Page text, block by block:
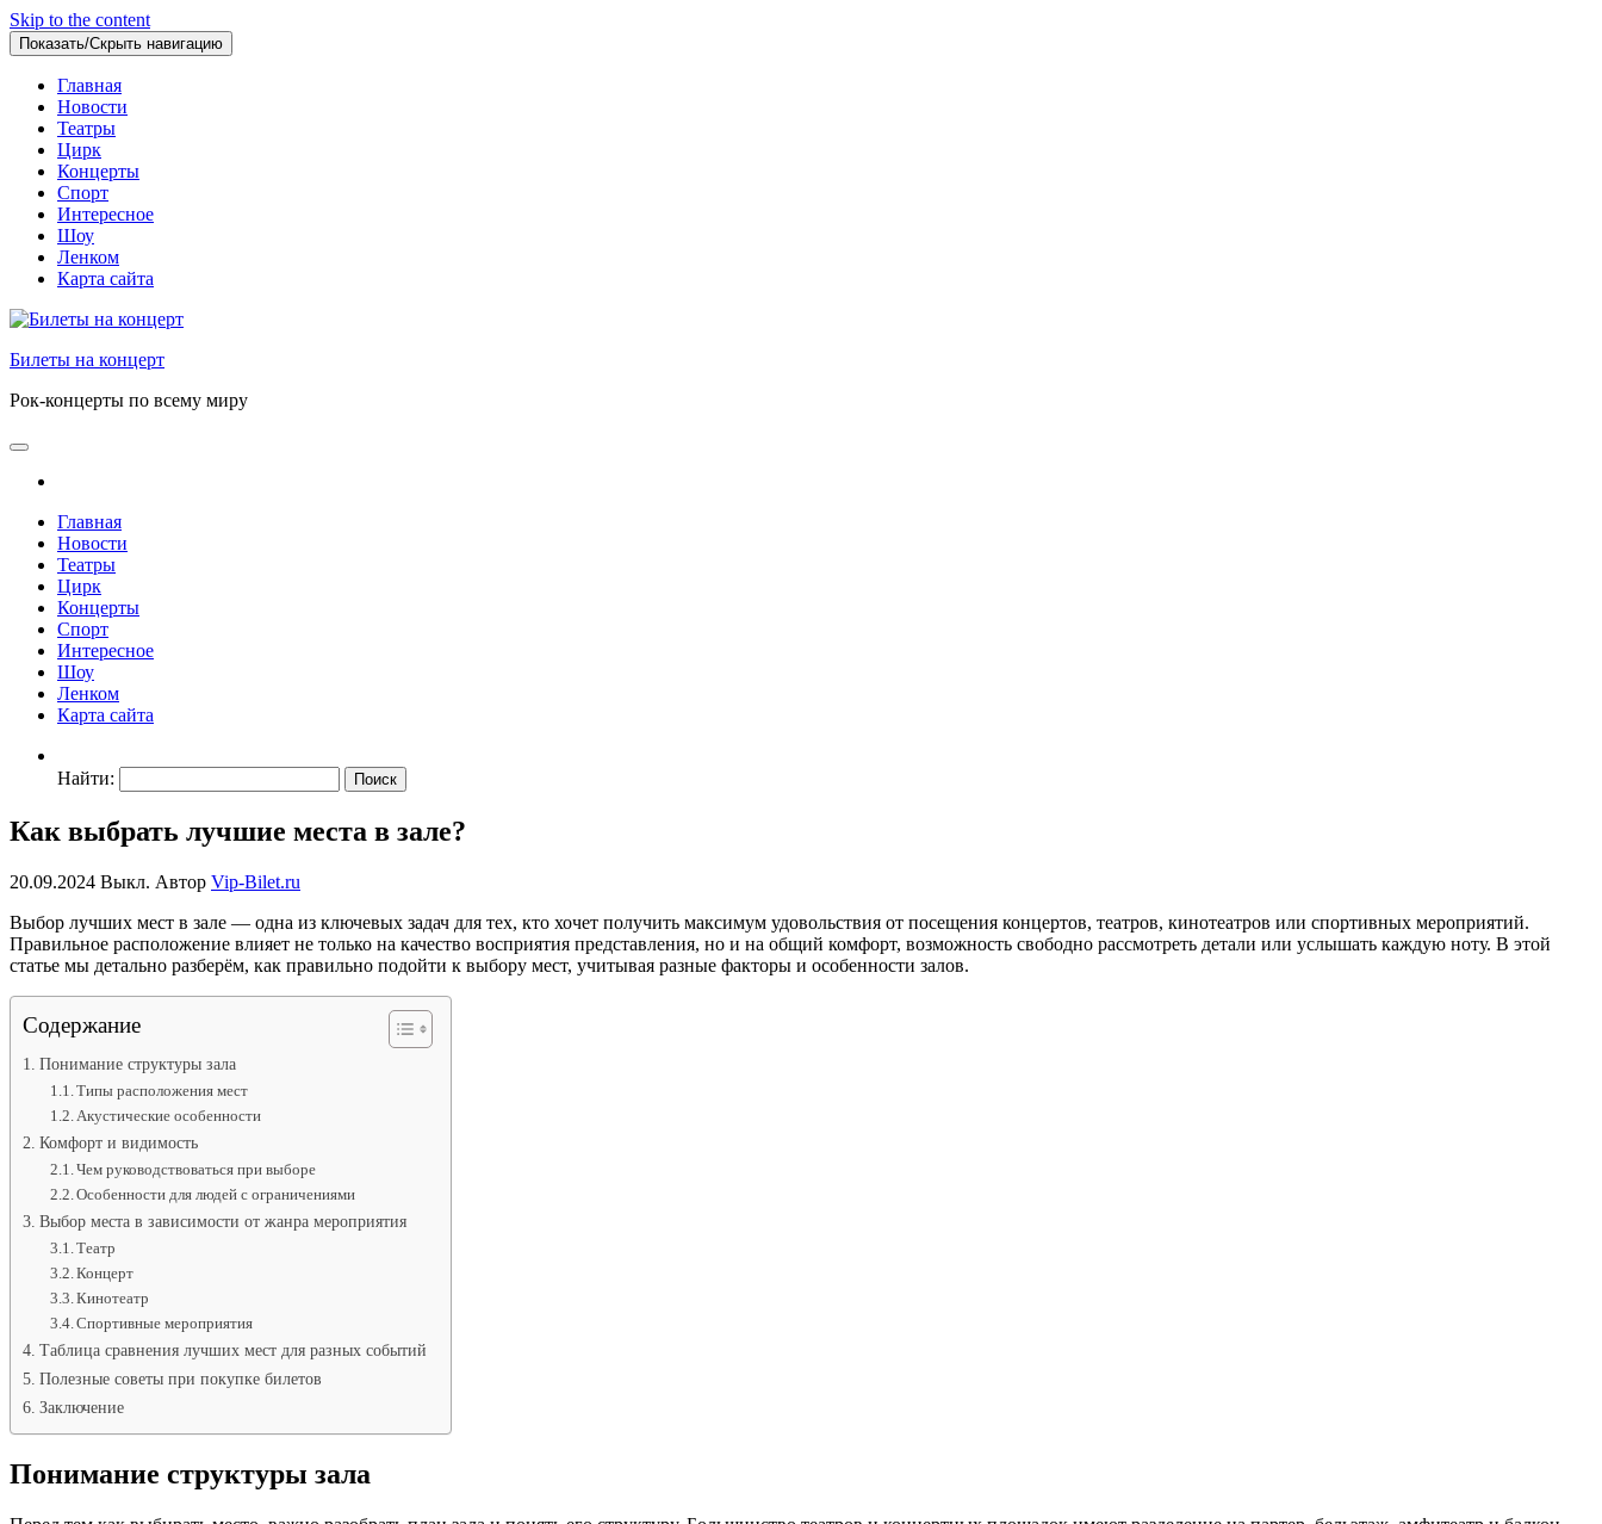
Skip to the content
Показать/Скрыть навигацию
Главная
Новости
Театры
Цирк
Концерты
Спорт
Интересное
Шоу
Ленком
Карта сайта
Билеты на концерт
Рок-концерты по всему миру
Главная
Новости
Театры
Цирк
Концерты
Спорт
Интересное
Шоу
Ленком
Карта сайта
Найти:
Как выбрать лучшие места в зале?
20.09.2024 Выкл. Автор Vip-Bilet.ru
Выбор лучших мест в зале — одна из ключевых задач для тех, кто хочет получить максимум удовольствия от посещения концертов, театров, кинотеатров или спортивных мероприятий.
Правильное расположение влияет не только на качество восприятия представления, но и на общий комфорт, возможность свободно рассмотреть детали или услышать каждую ноту. В этой
статье мы детально разберём, как правильно подойти к выбору мест, учитывая разные факторы и особенности залов.
Содержание
Понимание структуры зала
Типы расположения мест
Акустические особенности
Комфорт и видимость
Чем руководствоваться при выборе
Особенности для людей с ограничениями
Выбор места в зависимости от жанра мероприятия
Театр
Концерт
Кинотеатр
Спортивные мероприятия
Таблица сравнения лучших мест для разных событий
Полезные советы при покупке билетов
Заключение
Понимание структуры зала